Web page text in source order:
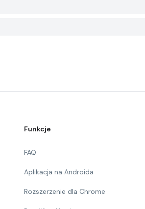
Funkcje
FAQ
Aplikacja na Androida
Rozszerzenie dla Chrome